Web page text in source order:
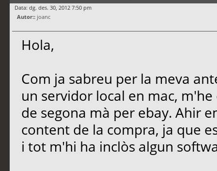
Data: dg. des. 30, 2012 7:50 pm
Autor:: joanc
Hola,
Com ja sabreu per la meva
un servidor local en mac,
de segona mà per ebay. Ahir
content de la compra, ja que
i tot m'hi ha inclòs algun